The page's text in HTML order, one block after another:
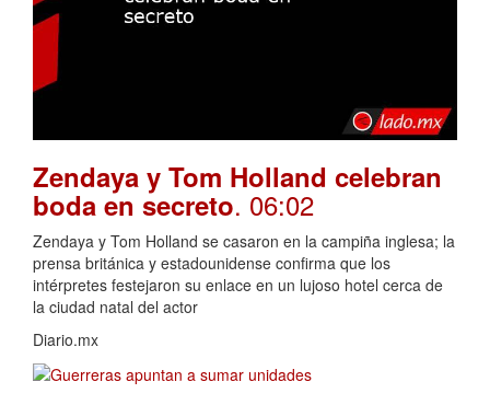
Zendaya y Tom Holland celebran
boda en secreto. 06:02
Zendaya y Tom Holland se casaron en la campiña inglesa; la
prensa británica y estadounidense confirma que los
intérpretes festejaron su enlace en un lujoso hotel cerca de
la ciudad natal del actor
Diario.mx